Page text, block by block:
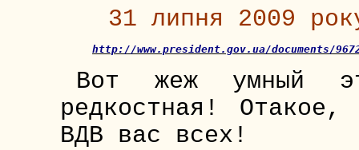
31 липня 2009
http://www.president.gov.ua/documents/
Вот жеж умный
редкостная!
ВДВ вас всех!